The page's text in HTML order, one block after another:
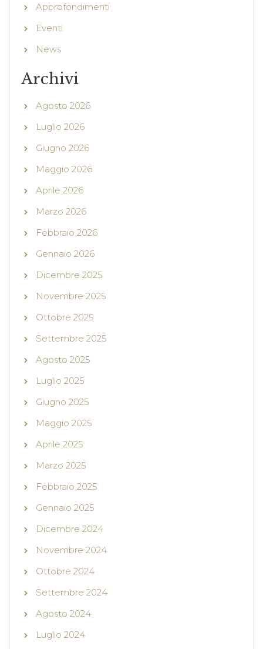
Approfondimenti
Eventi
News
Archivi
Agosto 2026
Luglio 2026
Giugno 2026
Maggio 2026
Aprile 2026
Marzo 2026
Febbraio 2026
Gennaio 2026
Dicembre 2025
Novembre 2025
Ottobre 2025
Settembre 2025
Agosto 2025
Luglio 2025
Giugno 2025
Maggio 2025
Aprile 2025
Marzo 2025
Febbraio 2025
Gennaio 2025
Dicembre 2024
Novembre 2024
Ottobre 2024
Settembre 2024
Agosto 2024
Luglio 2024